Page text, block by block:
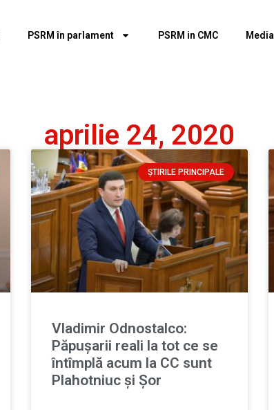
PSRM în parlament PSRM in CMC Media
aprilie 24, 2020
ȘTIRILE PRINCIPALE
Vladimir Odnostalco:
Păpușarii reali la tot ce se
întîmplă acum la CC sunt
Plahotniuc și Șor